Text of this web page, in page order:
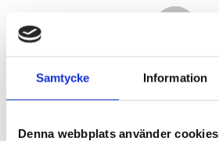
Samtycke Information
Denna webbplats använder cookies